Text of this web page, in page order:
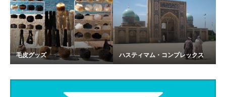
毛皮グッズ ハスティマム・コンプレックス